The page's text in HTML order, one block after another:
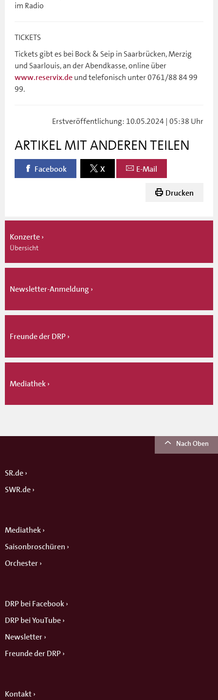
im Radio
TICKETS
Tickets gibt es bei Bock & Seip in Saarbrücken, Merzig
und Saarlouis, an der Abendkasse, online über
www.reservix.de und telefonisch unter 0761/88 84 99
99.
Erstveröffentlichung: 10.05.2024 | 05:38 Uhr
ARTIKEL MIT ANDEREN TEILEN
Facebook X E-Mail
Drucken
Konzerte
Übersicht
Newsletter-Anmeldung
Freunde der DRP
Mediathek
Nach Oben
SR.de
SWR.de
Mediathek
Saisonbroschüren
Orchester
DRP bei Facebook
DRP bei YouTube
Newsletter
Freunde der DRP
Kontakt